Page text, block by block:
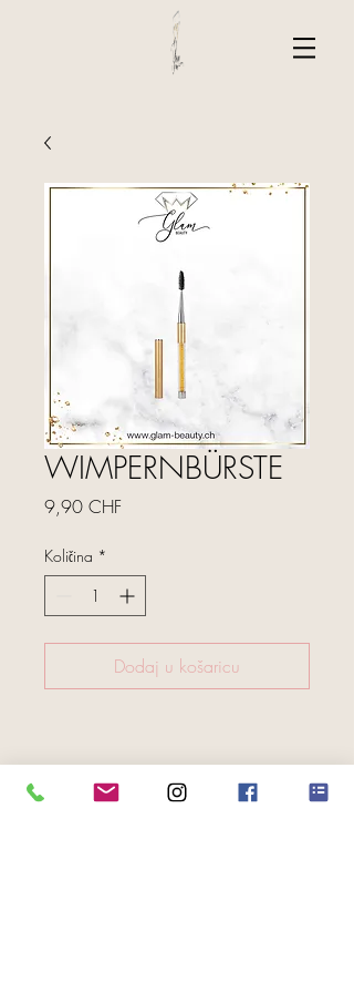
WIMPERNBÜRSTE
9,90 CHFCijena
Količina *
Dodaj u košaricu
FOLGE UNS